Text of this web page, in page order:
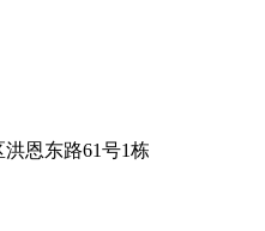
恩东路61号1栋